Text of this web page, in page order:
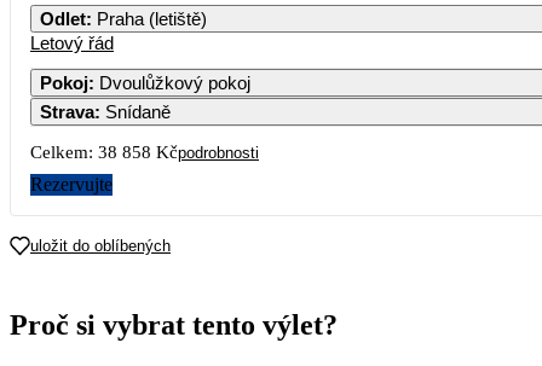
Odlet: Praha (letiště)
Letový řád
Pokoj: Dvoulůžkový pokoj
Strava: Snídaně
Celkem: 38 858 Kčpodrobnosti
Rezervujte
uložit do oblíbených
Proč si vybrat tento výlet?